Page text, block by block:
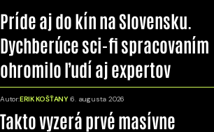
Príde aj do kín na Slovensku.
Dychberúce sci-fi spracovaním
ohromilo ľudí aj expertov
Autor:ERIK KOŠŤANY 6. augusta 2026
Takto vyzerá prvé masívne